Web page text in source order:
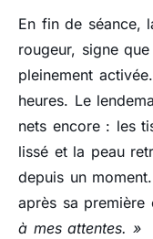
En fin de séance,
rougeur, signe
pleinement
heures. Le
nets encore : les
lissé et la peau
depuis un
après sa première
à mes attentes. »